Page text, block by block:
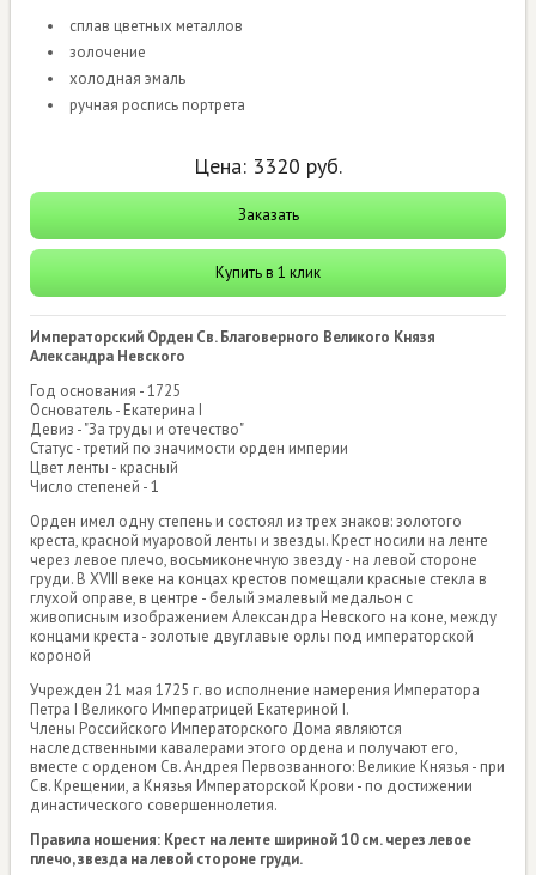
сплав цветных металлов
золочение
холодная эмаль
ручная роспись портрета
Цена: 3320 руб.
Заказать
Купить в 1 клик
Императорский Орден Св. Благоверного Великого Князя
Александра Невского
Год основания - 1725
Основатель - Екатерина I
Девиз - "За труды и отечество"
Статус - третий по значимости орден империи
Цвет ленты - красный
Число степеней - 1
Орден имел одну степень и состоял из трех знаков: золотого
креста, красной муаровой ленты и звезды. Крест носили на ленте
через левое плечо, восьмиконечную звезду - на левой стороне
груди. В XVIII веке на концах крестов помещали красные стекла в
глухой оправе, в центре - белый эмалевый медальон с
живописным изображением Александра Невского на коне, между
концами креста - золотые двуглавые орлы под императорской
короной
Учрежден 21 мая 1725 г. во исполнение намерения Императора
Петра I Великого Императрицей Екатериной I.
Члены Российского Императорского Дома являются
наследственными кавалерами этого ордена и получают его,
вместе с орденом Св. Андрея Первозванного: Великие Князья - при
Св. Крещении, а Князья Императорской Крови - по достижении
династического совершеннолетия.
Правила ношения: Крест на ленте шириной 10 см. через левое
плечо, звезда на левой стороне груди.